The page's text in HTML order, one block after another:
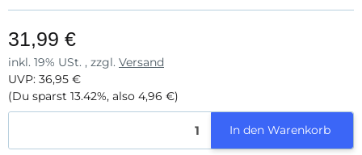
31,99 €
inkl. 19% USt. , zzgl. Versand
UVP: 36,95 €
(Du sparst 13.42%, also 4,96 €)
In den Warenkorb